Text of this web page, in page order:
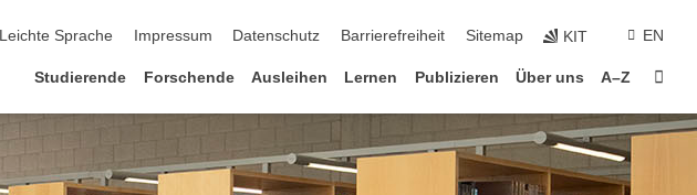
Leichte Sprache Impressum Datenschutz Barrierefreiheit Sitemap KIT EN
Studierende Forschende Ausleihen Lernen Publizieren Über uns A–Z